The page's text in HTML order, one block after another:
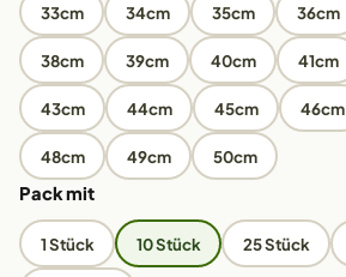
33cm 34cm 35cm 36cm
38cm 39cm 40cm 41cm
43cm 44cm 45cm 46cm
48cm 49cm 50cm
Pack mit
1 Stück 10 Stück 25 Stück